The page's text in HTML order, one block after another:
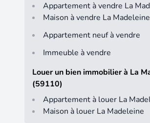
Appartement à vendre La
Maison à vendre La Madeleine
Appartement neuf à vendre
Immeuble à vendre
Louer un bien immobilier à La
(59110)
Appartement à louer La
Maison à louer La Madeleine